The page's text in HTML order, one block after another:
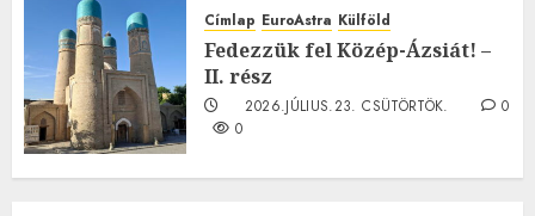
2026.JÚLIUS.23. CSÜTÖRTÖK.
0
Címlap EuroAstra Külföld
Fedezzük fel Közép-Ázsiát! –
II. rész
2026.JÚLIUS.23. CSÜTÖRTÖK.
0
0